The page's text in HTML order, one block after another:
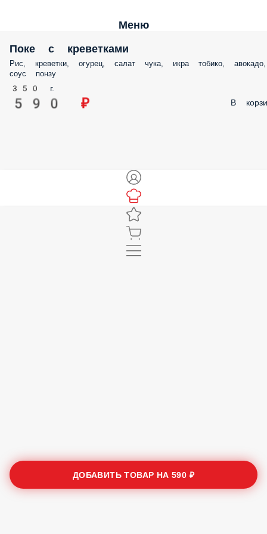
Меню
Поке с креветками
Рис, креветки, огурец, салат чука, икра тобико, авокадо,
соус понзу
350 г.
590 ₽ В
ДОБАВИТЬ ТОВАР НА590 ₽